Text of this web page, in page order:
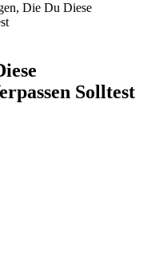
Die Du Diese
Solltest